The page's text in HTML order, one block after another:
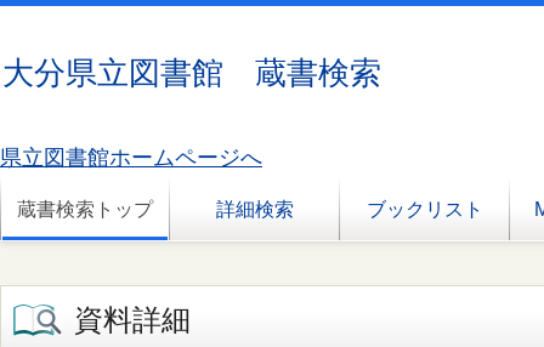
大分県立図書館 蔵書検索
県立図書館ホームページへ
蔵書検索トップ 詳細検索 ブックリスト
資料詳細